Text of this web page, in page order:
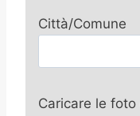
Città/Comune
Caricare le